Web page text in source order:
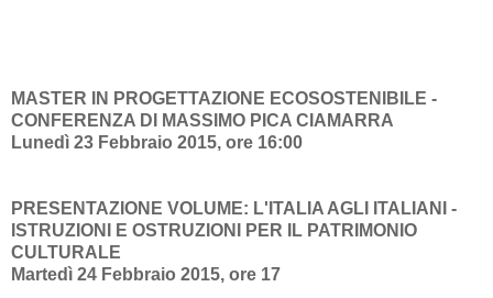
MASTER IN PROGETTAZIONE ECOSOSTENIBILE -
CONFERENZA DI MASSIMO PICA CIAMARRA
Lunedì 23 Febbraio 2015, ore 16:00
PRESENTAZIONE VOLUME: L'ITALIA AGLI ITALIANI -
ISTRUZIONI E OSTRUZIONI PER IL PATRIMONIO
CULTURALE
Martedì 24 Febbraio 2015, ore 17